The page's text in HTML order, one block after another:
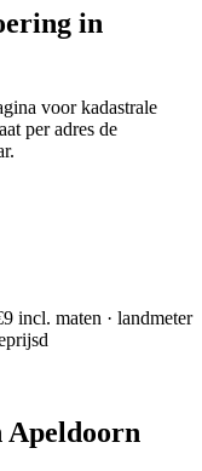
in
voor kadastrale
per adres de
incl. maten · landmeter